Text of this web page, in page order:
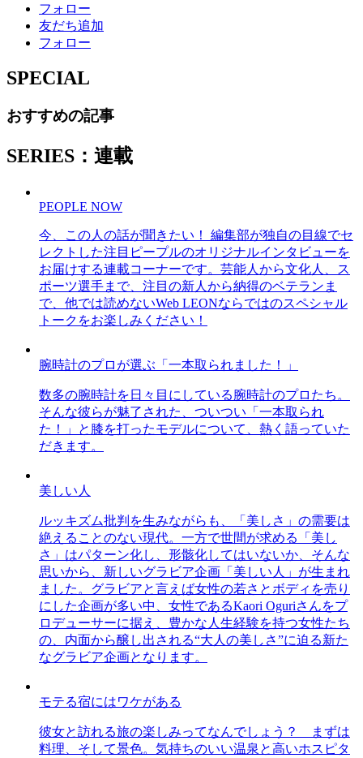
フォロー
友だち追加
フォロー
SPECIAL
おすすめの記事
SERIES：連載
PEOPLE NOW
今、この人の話が聞きたい！ 編集部が独自の目線でセ
レクトした注目ピープルのオリジナルインタビューを
お届けする連載コーナーです。芸能人から文化人、ス
ポーツ選手まで、注目の新人から納得のベテランま
で、他では読めないWeb LEONならではのスペシャル
トークをお楽しみください！
腕時計のプロが選ぶ「一本取られました！」
数多の腕時計を日々目にしている腕時計のプロたち。
そんな彼らが魅了された、ついつい「一本取られ
た！」と膝を打ったモデルについて、熱く語っていた
だきます。
美しい人
ルッキズム批判を生みながらも、「美しさ」の需要は
絶えることのない現代。一方で世間が求める「美し
さ」はパターン化し、形骸化してはいないか、そんな
思いから、新しいグラビア企画「美しい人」が生まれ
ました。グラビアと言えば女性の若さとボディを売り
にした企画が多い中、女性であるKaori Oguriさんをプ
ロデューサーに据え、豊かな人生経験を持つ女性たち
の、内面から醸し出される“大人の美しさ”に迫る新た
なグラビア企画となります。
モテる宿にはワケがある
彼女と訪れる旅の楽しみってなんでしょう？ まずは
料理、そして景色。気持ちのいい温泉と高いホスピタ